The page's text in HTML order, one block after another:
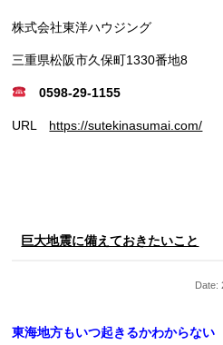
株式会社東洋ハウジング
三重県松阪市久保町1330番地8
0598-29-1155
URL https://sutekinasumai.com/
巨大地震に備えておきたいこと
Date:
東海地方もいつ起きるかわからない